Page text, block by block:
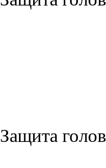
Защита